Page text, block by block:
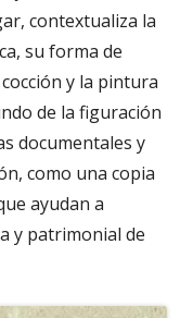
contextualiza la
su forma de
y la pintura
de la figuración
documentales y
como una copia
ayudan a
y patrimonial de